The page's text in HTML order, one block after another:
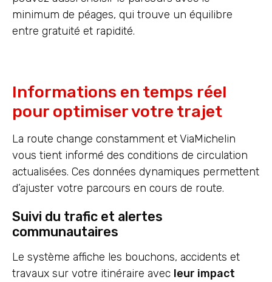
minimum de péages, qui trouve un équilibre
entre gratuité et rapidité.
Informations en temps réel
pour optimiser votre trajet
La route change constamment et ViaMichelin
vous tient informé des conditions de circulation
actualisées. Ces données dynamiques permettent
d’ajuster votre parcours en cours de route.
Suivi du trafic et alertes
communautaires
Le système affiche les bouchons, accidents et
travaux sur votre itinéraire avec leur impact